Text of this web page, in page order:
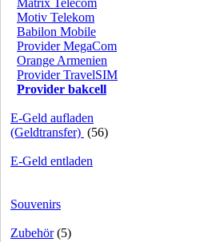
Matrix Telecom
Motiv Telekom
Babilon Mobile
Provider MegaCom
Orange Armenien
Provider TravelSIM
Provider bakcell
E-Geld aufladen
(Geldtransfer) (56)
E-Geld entladen
Souvenirs
Zubehör(5)